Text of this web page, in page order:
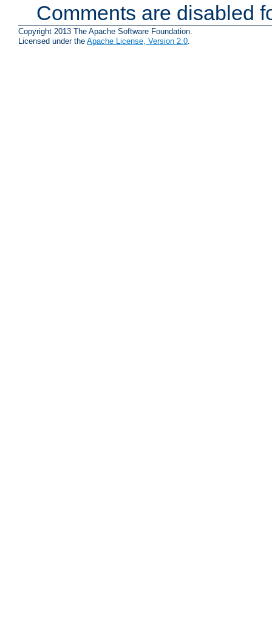
Comments are disabled
Copyright 2013 The Apache Software Foundation.
Licensed under the Apache License, Version 2.0.